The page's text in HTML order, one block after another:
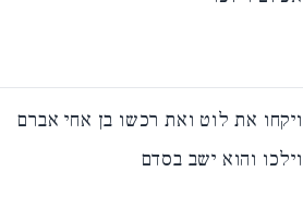
ויקחו את לוט ואת רכשו בן אחי אברם
וילכו והוא ישב בסדם